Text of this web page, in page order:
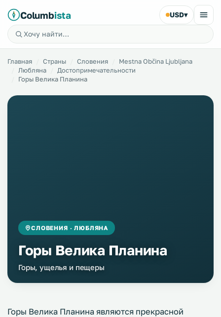
Columbista USD▾
Главная Страны Словения
Mestna Občina Ljubljana
Любляна
Достопримечательности
Горы Велика Планина
СЛОВЕНИЯ · ЛЮБЛЯНА
Горы Велика Планина
Горы, ущелья и пещеры
Горы Велика Планина являются прекрасной